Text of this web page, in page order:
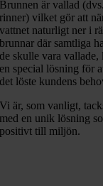
Brunnen är vallad
rinner) vilket gör att
vattnet naturligt ner i
brunnar där samtliga
de skulle vara
en special lösning för
det löste kundens
Vi är, som vanligt,
med en unik lösning
positivt till miljön.